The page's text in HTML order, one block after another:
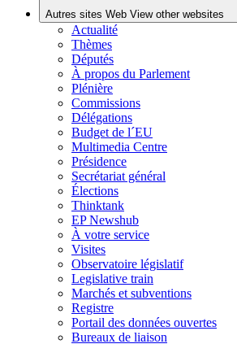
Autres sites Web View other websites
Actualité
Thèmes
Députés
À propos du Parlement
Plénière
Commissions
Délégations
Budget de l´EU
Multimedia Centre
Présidence
Secrétariat général
Élections
Thinktank
EP Newshub
À votre service
Visites
Observatoire législatif
Legislative train
Marchés et subventions
Registre
Portail des données ouvertes
Bureaux de liaison